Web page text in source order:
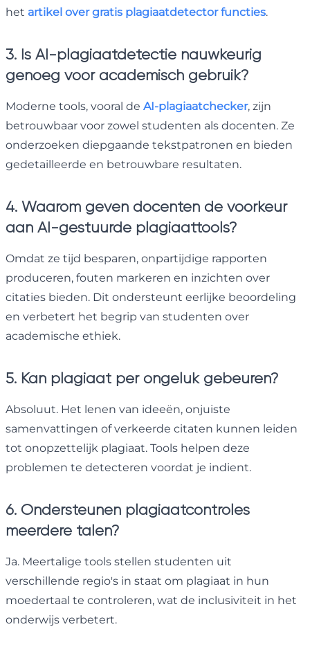
het artikel over gratis plagiaatdetector functies.
3. Is AI-plagiaatdetectie nauwkeurig
genoeg voor academisch gebruik?
Moderne tools, vooral de AI-plagiaatchecker, zijn
betrouwbaar voor zowel studenten als docenten. Ze
onderzoeken diepgaande tekstpatronen en bieden
gedetailleerde en betrouwbare resultaten.
4. Waarom geven docenten de voorkeur
aan AI-gestuurde plagiaattools?
Omdat ze tijd besparen, onpartijdige rapporten
produceren, fouten markeren en inzichten over
citaties bieden. Dit ondersteunt eerlijke beoordeling
en verbetert het begrip van studenten over
academische ethiek.
5. Kan plagiaat per ongeluk gebeuren?
Absoluut. Het lenen van ideeën, onjuiste
samenvattingen of verkeerde citaten kunnen leiden
tot onopzettelijk plagiaat. Tools helpen deze
problemen te detecteren voordat je indient.
6. Ondersteunen plagiaatcontroles
meerdere talen?
Ja. Meertalige tools stellen studenten uit
verschillende regio's in staat om plagiaat in hun
moedertaal te controleren, wat de inclusiviteit in het
onderwijs verbetert.